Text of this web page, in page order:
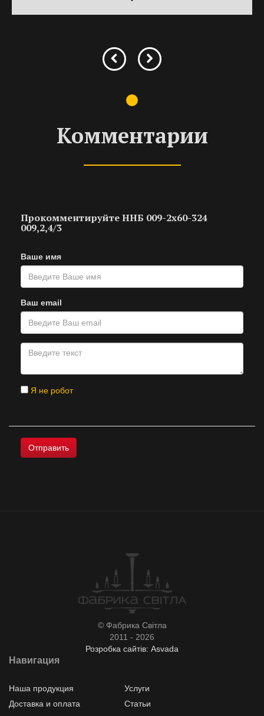
Комментарии
Прокомментируйте ННБ 009-2х60-324
009,2,4/3
Ваше имя
Ваш email
Я не робот
© Фабрика Світла
2011 - 2026
Розробка сайтів: Asvada
Навигация
Наша продукция
Услуги
Доставка и оплата
Статьи